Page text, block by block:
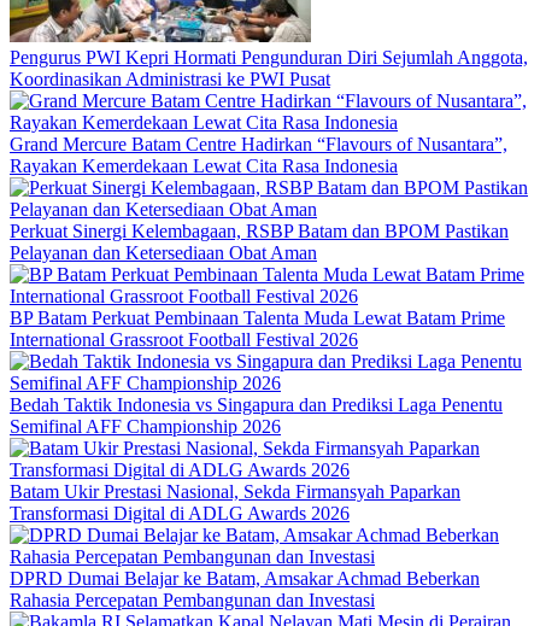
Pengurus PWI Kepri Hormati Pengunduran Diri Sejumlah Anggota,
Koordinasikan Administrasi ke PWI Pusat
Grand Mercure Batam Centre Hadirkan “Flavours of Nusantara”,
Rayakan Kemerdekaan Lewat Cita Rasa Indonesia
Perkuat Sinergi Kelembagaan, RSBP Batam dan BPOM Pastikan
Pelayanan dan Ketersediaan Obat Aman
BP Batam Perkuat Pembinaan Talenta Muda Lewat Batam Prime
International Grassroot Football Festival 2026
Bedah Taktik Indonesia vs Singapura dan Prediksi Laga Penentu
Semifinal AFF Championship 2026
Batam Ukir Prestasi Nasional, Sekda Firmansyah Paparkan
Transformasi Digital di ADLG Awards 2026
DPRD Dumai Belajar ke Batam, Amsakar Achmad Beberkan
Rahasia Percepatan Pembangunan dan Investasi